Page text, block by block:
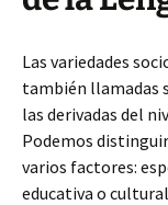
Las variedades
también llamadas
las derivadas del
Podemos
varios factores:
educativa o